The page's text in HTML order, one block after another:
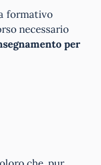
formativo
necessario
per